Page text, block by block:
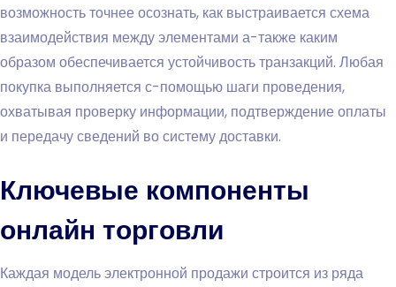
возможность точнее осознать, как выстраивается схема
взаимодействия между элементами а-также каким
образом обеспечивается устойчивость транзакций. Любая
покупка выполняется с-помощью шаги проведения,
охватывая проверку информации, подтверждение оплаты
и передачу сведений во систему доставки.
Ключевые компоненты
онлайн торговли
Каждая модель электронной продажи строится из ряда